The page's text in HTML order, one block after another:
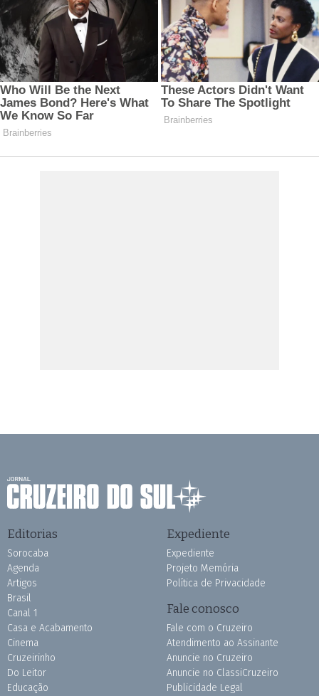
Editorias
Sorocaba
Agenda
Artigos
Brasil
Canal 1
Casa e Acabamento
Cinema
Cruzeirinho
Do Leitor
Educação
Expediente
Expediente
Projeto Memória
Política de Privacidade
Fale conosco
Fale com o Cruzeiro
Atendimento ao Assinante
Anuncie no Cruzeiro
Anuncie no ClassiCruzeiro
Publicidade Legal